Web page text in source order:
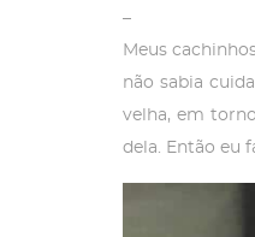
–
Meus
não sabia
velha, em
dela. Então eu